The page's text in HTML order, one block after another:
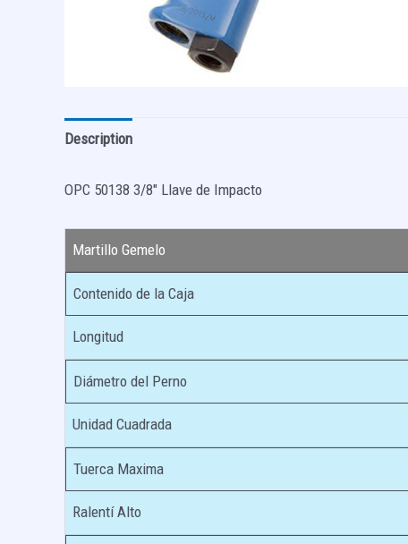
Description
OPC 50138 3/8″ Llave de Impacto
Martillo Gemelo
Contenido de la Caja
Longitud
Diámetro del Perno
Unidad Cuadrada
Tuerca Maxima
Ralentí Alto